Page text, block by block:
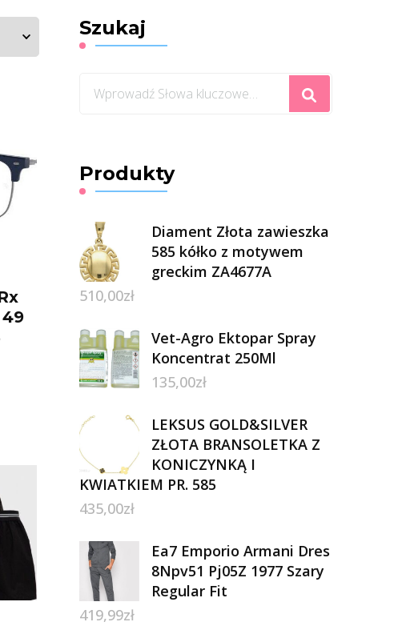
49
Szukaj
Szukasz
Produkty
Diament Złota zawieszka
585 kółko z motywem
greckim ZA4677A
510,00zł
Vet-Agro Ektopar Spray
Koncentrat 250Ml
135,00zł
LEKSUS GOLD&SILVER
ZŁOTA BRANSOLETKA Z
KONICZYNKĄ I
KWIATKIEM PR. 585
435,00zł
Ea7 Emporio Armani Dres
8Npv51 Pj05Z 1977 Szary
Regular Fit
419,99zł